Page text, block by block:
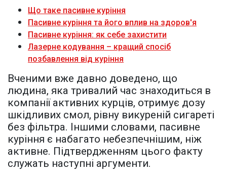
Що таке пасивне куріння
Пасивне куріння та його вплив на здоров'я
Пасивне куріння: як себе захистити
Лазерне кодування – кращий спосіб
позбавлення від куріння
Вченими вже давно доведено, що
людина, яка тривалий час знаходиться в
компанії активних курців, отримує дозу
шкідливих смол, рівну викуреній сигареті
без фільтра. Іншими словами, пасивне
куріння є набагато небезпечнішим, ніж
активне. Підтвердженням цього факту
служать наступні аргументи.